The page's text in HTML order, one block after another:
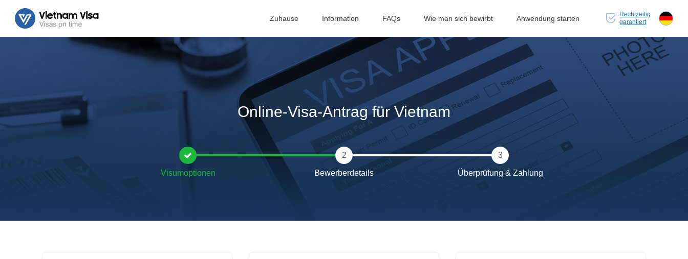
Zuhause Information FAQs Wie man sich bewirbt Anwendung starten
Rechtzeitig
garantiert
Online-Visa-Antrag für Vietnam
2 3